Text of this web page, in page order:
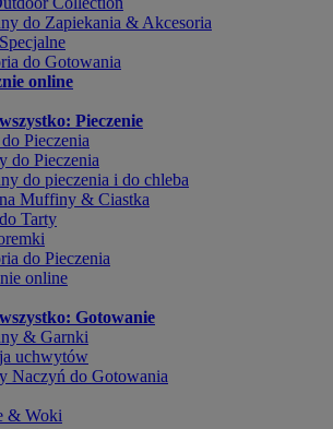
do Zapiekania & Akcesoria
do Gotowania
online
Pieczenie
Pieczenia
do Pieczenia
do pieczenia i do chleba
Muffiny & Ciastka
Tarty
do Pieczenia
online
Gotowanie
& Garnki
uchwytów
Naczyń do Gotowania
& Woki